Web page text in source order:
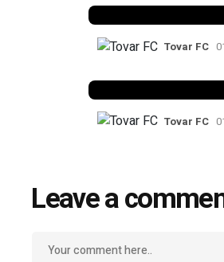
Tovar FC
Tovar FC
Leave a